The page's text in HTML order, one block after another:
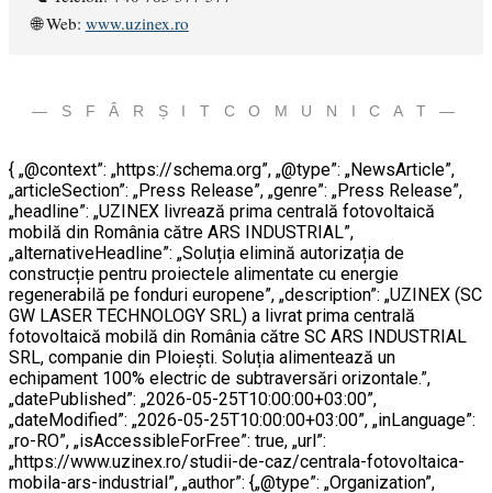
🌐 Web: www.uzinex.ro
— S F Â R Ș I T C O M U N I C A T —
{ „@context”: „https://schema.org”, „@type”: „NewsArticle”,
„articleSection”: „Press Release”, „genre”: „Press Release”,
„headline”: „UZINEX livrează prima centrală fotovoltaică
mobilă din România către ARS INDUSTRIAL”,
„alternativeHeadline”: „Soluția elimină autorizația de
construcție pentru proiectele alimentate cu energie
regenerabilă pe fonduri europene”, „description”: „UZINEX (SC
GW LASER TECHNOLOGY SRL) a livrat prima centrală
fotovoltaică mobilă din România către SC ARS INDUSTRIAL
SRL, companie din Ploiești. Soluția alimentează un
echipament 100% electric de subtraversări orizontale.”,
„datePublished”: „2026-05-25T10:00:00+03:00”,
„dateModified”: „2026-05-25T10:00:00+03:00”, „inLanguage”:
„ro-RO”, „isAccessibleForFree”: true, „url”:
„https://www.uzinex.ro/studii-de-caz/centrala-fotovoltaica-
mobila-ars-industrial”, „author”: {„@type”: „Organization”,